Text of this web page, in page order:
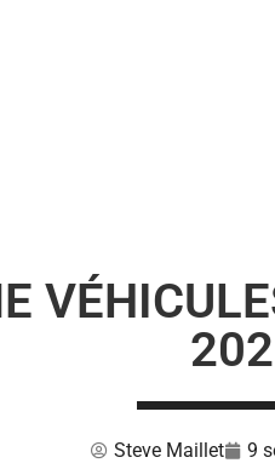
Steve Maillet 9